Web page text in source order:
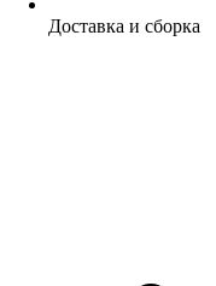
Доставка и сборка